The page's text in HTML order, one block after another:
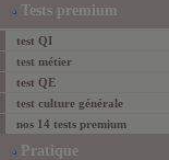
Tests premium
test QI
test métier
test QE
test culture générale
nos 14 tests premium
Pratique